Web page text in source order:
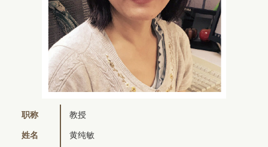
职称 教授
姓名 黄纯敏